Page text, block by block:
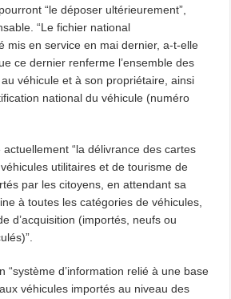
“le déposer ultérieurement”,
“Le fichier national
mis en service en mai dernier, a-t-elle
ce dernier renferme l’ensemble des
véhicule et à son propriétaire, ainsi
national du véhicule (numéro
“la délivrance des cartes
utilitaires et de tourisme de
par les citoyens, en attendant sa
à toutes les catégories de véhicules,
d’acquisition (importés, neufs ou
“système d’information relié à une base
véhicules importés au niveau des